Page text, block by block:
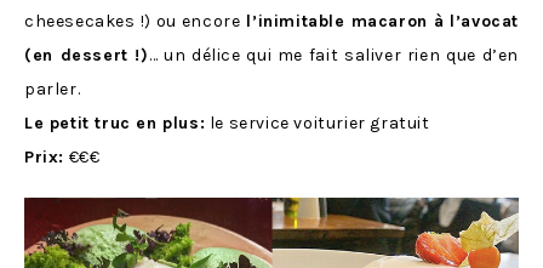
cheesecakes !) ou encore l’inimitable macaron à l’avocat
(en dessert !)… un délice qui me fait saliver rien que d’en
parler.
Le petit truc en plus: le service voiturier gratuit
Prix: €€€